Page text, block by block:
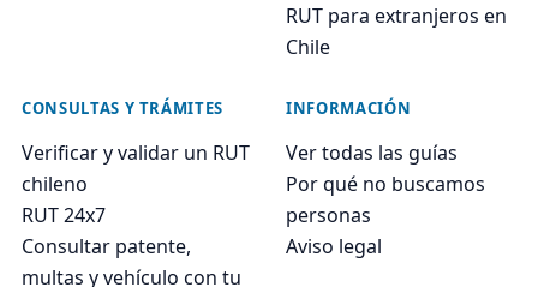
RUT para extranjeros en
Chile
CONSULTAS Y TRÁMITES
Verificar y validar un RUT
chileno
RUT 24x7
Consultar patente,
multas y vehículo con tu
INFORMACIÓN
Ver todas las guías
Por qué no buscamos
personas
Aviso legal